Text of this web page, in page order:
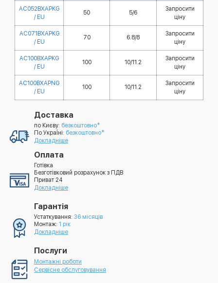
AC052BXAPKG
/ EU
50 5/6
Запросити
ціну
AC071BXAPKG
/ EU
70 6.8/8
Запросити
ціну
AC100BXAPKG
/ EU
100 10/11.2
Запросити
ціну
AC100BXAPNG
/ EU
100 10/11.2
Запросити
ціну
Доставка
по Києву: безкоштовно*
По УкраЇні: безкоштовно*
Докладніше
Оплата
Готівка
Безготівковий розрахунок з ПДВ
Приват 24
Докладніше
Гарантія
Устаткування: 36 місяців
Монтаж: 1 рік
Докладніше
Послуги
Монтажні роботи
Сервісне обслуговування